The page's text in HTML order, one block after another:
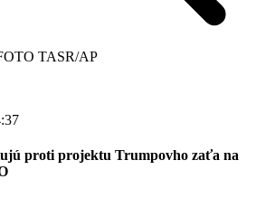
TASR/AP
proti projektu Trumpovho zaťa na